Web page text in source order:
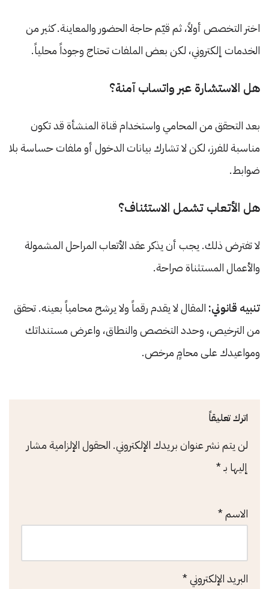
اختر التخصص أولاً، ثم قيّم حاجة الحضور والمعاينة. كثير من
الخدمات إلكتروني، لكن بعض الملفات تحتاج وجوداً محلياً.
هل الاستشارة عبر واتساب آمنة؟
بعد التحقق من المحامي واستخدام قناة المنشأة قد تكون
مناسبة للفرز، لكن لا تشارك بيانات الدخول أو ملفات حساسة بلا
ضوابط.
هل الأتعاب تشمل الاستئناف؟
لا تفترض ذلك. يجب أن يذكر عقد الأتعاب المراحل المشمولة
والأعمال المستثناة صراحة.
تنبيه قانوني: المقال لا يقدم رقماً ولا يرشح محامياً بعينه. تحقق
من الترخيص، وحدد التخصص والنطاق، واعرض مستنداتك
ومواعيدك على محامٍ مرخص.
اترك تعليقاً
لن يتم نشر عنوان بريدك الإلكتروني. الحقول الإلزامية مشار
إليها بـ*
الاسم*
البريد الإلكتروني*